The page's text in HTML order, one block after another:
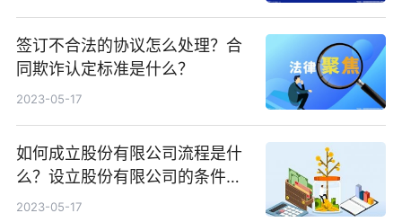
签订不合法的协议怎么处理？合
同欺诈认定标准是什么？
2023-05-17
如何成立股份有限公司流程是什
么？设立股份有限公司的条件是
什么？
2023-05-17